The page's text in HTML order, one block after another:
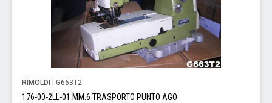
RIMOLDI | G663T2
176-00-2LL-01 MM.6 TRASPORTO PUNTO AGO